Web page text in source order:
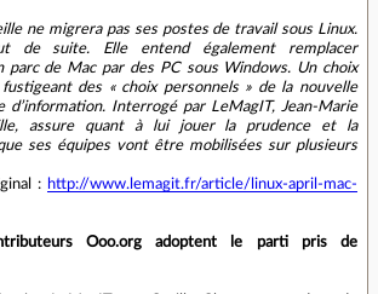
ne migrera pas ses postes de travail sous Linux.
de suite. Elle entend également remplacer
parc de Mac par des PC sous Windows. Un choix
fustigeant des « choix personnels » de la nouvelle
d’information. Interrogé par LeMagIT, Jean-Marie
assure quant à lui jouer la prudence et la
ses équipes vont être mobilisées sur plusieurs
: http://www.lemagit.fr/article/linux-april-mac-
Ooo.org adoptent le parti pris de